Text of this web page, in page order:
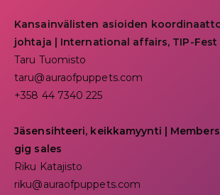
Kansainvälisten asioiden
johtaja | International affairs, TIP-Fest
Taru Tuomisto
taru@auraofpuppets.com
+358 44 7340 225
Jäsensihteeri, keikkamyynti |
gig sales
Riku Katajisto
riku@auraofpuppets.com